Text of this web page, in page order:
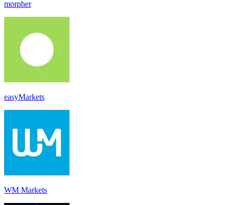
morpher
easyMarkets
WM Markets